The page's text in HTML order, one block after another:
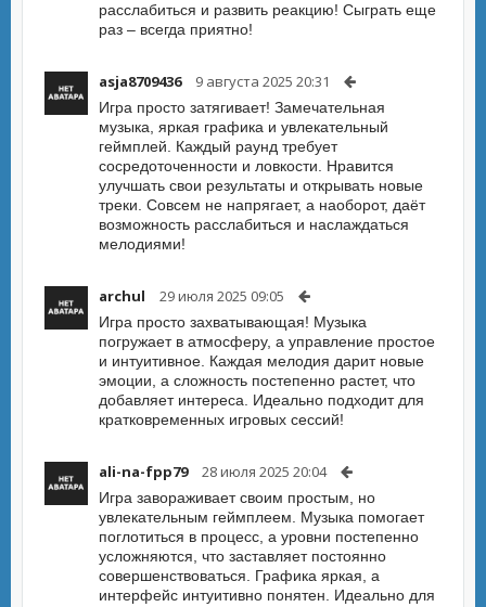
расслабиться и развить реакцию! Сыграть еще
раз – всегда приятно!
asja8709436 9 августа 2025 20:31
Игра просто затягивает! Замечательная
музыка, яркая графика и увлекательный
геймплей. Каждый раунд требует
сосредоточенности и ловкости. Нравится
улучшать свои результаты и открывать новые
треки. Совсем не напрягает, а наоборот, даёт
возможность расслабиться и наслаждаться
мелодиями!
archul 29 июля 2025 09:05
Игра просто захватывающая! Музыка
погружает в атмосферу, а управление простое
и интуитивное. Каждая мелодия дарит новые
эмоции, а сложность постепенно растет, что
добавляет интереса. Идеально подходит для
кратковременных игровых сессий!
ali-na-fpp79 28 июля 2025 20:04
Игра завораживает своим простым, но
увлекательным геймплеем. Музыка помогает
поглотиться в процесс, а уровни постепенно
усложняются, что заставляет постоянно
совершенствоваться. Графика яркая, а
интерфейс интуитивно понятен. Идеально для